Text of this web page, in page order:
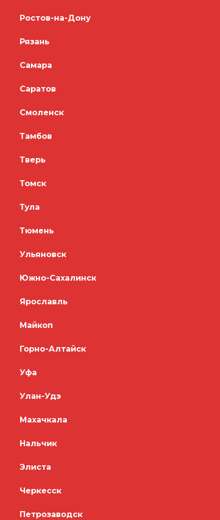
Ростов-на-Дону
Рязань
Самара
Саратов
Смоленск
Тамбов
Тверь
Томск
Тула
Тюмень
Ульяновск
Южно-Сахалинск
Ярославль
Майкоп
Горно-Алтайск
Уфа
Улан-Удэ
Махачкала
Нальчик
Элиста
Черкесск
Петрозаводск